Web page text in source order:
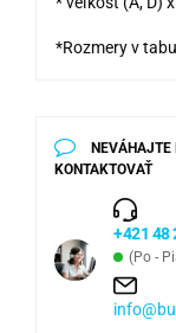
*Rozmery v
NEVÁHAJTE
KONTAKTOVAŤ
+421 48
(Po -